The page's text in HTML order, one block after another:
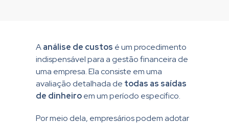
Aanálise de custos é um procedimento
indispensável para a gestão financeira de
uma empresa. Ela consiste em uma
avaliação detalhada de todas as saídas
de dinheiroem um período específico.
Por meio dela, empresários podem adotar